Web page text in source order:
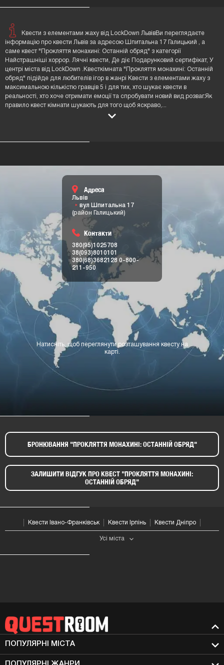
Квести з елементами жаху від LockDown ЛьвівВи переглядаєте
інформацію про квести Львів за адресою Шпитальна 17 Галицький , а
саме квест "Прокляття монахині: Останній обряд" з категорії
Найстрашніші хоррор. Лячні квести, Де діє Подарунковий сертифікат, У
центрі міста від LockDown .Квесткімната "Прокляття монахині: Останній
обряд" підійде для любителів ігор в жанрі Квести з елементами жаху з
максимальною кількістю гравців 5 і для тих, хто шукає квести в
реальності, хто хоче отримати емоції та спробувати новий вид розваг.Як
правило квест кімнати шукають для того щоб яскраво,
Адреса
Львів
вул Шпитальна 17
(район Галицький)
Контакти
380(95)1025708
38(093)8010101
380(68)3682128 0-800-
211-950
Натисніть, щоб переглянути розташування квесту на
карті.
БРОНЮВАННЯ "ПРОКЛЯТТЯ МОНАХИНІ: ОСТАННІЙ ОБРЯД"​
ЗАЛИШИТИ ВІДГУК ПРО КВЕСТ "ПРОКЛЯТТЯ МОНАХИНІ:
ОСТАННІЙ ОБРЯД"​
Квести Івано-Франківськ Квести Ірпінь Квести Дніпро
Усі мiста
ПОПУЛЯРНІ МIСТА